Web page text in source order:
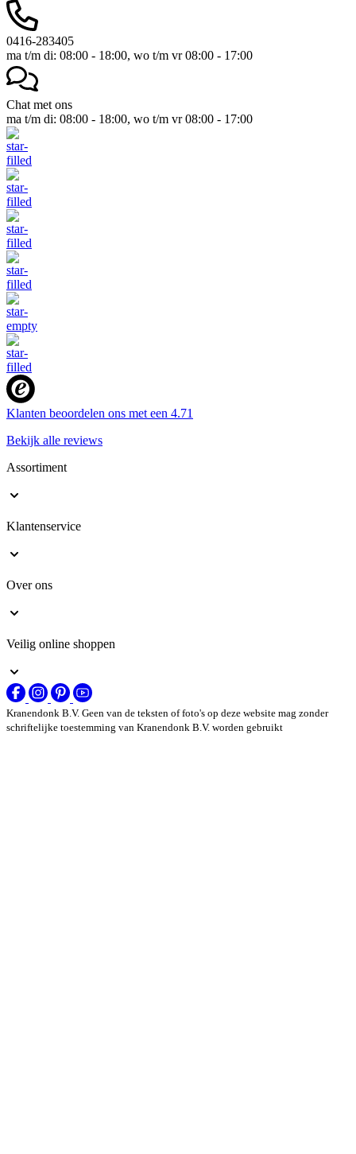
0416-283405
ma t/m di: 08:00 - 18:00, wo t/m vr 08:00 - 17:00
Chat met ons
ma t/m di: 08:00 - 18:00, wo t/m vr 08:00 - 17:00
Klanten beoordelen ons met een 4.71
Bekijk alle reviews
Assortiment
Klantenservice
Over ons
Veilig online shoppen
Kranendonk B.V. Geen van de teksten of foto's op deze website mag zonder
schriftelijke toestemming van Kranendonk B.V. worden gebruikt